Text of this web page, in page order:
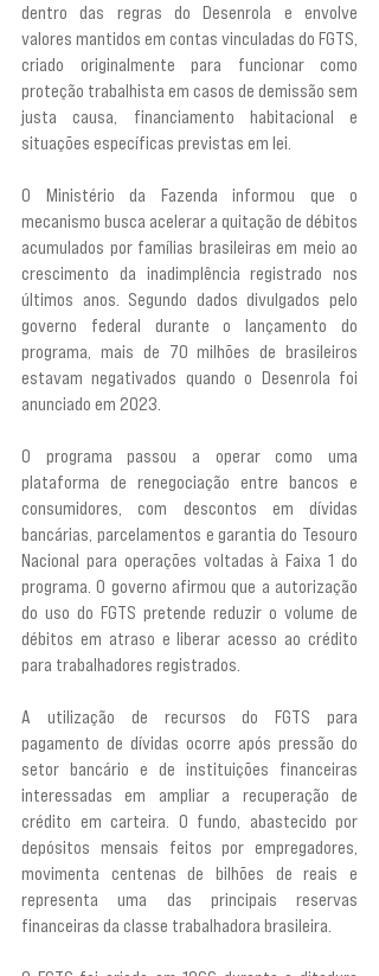
dentro das regras do Desenrola e envolve
valores mantidos em contas vinculadas do FGTS,
criado originalmente para funcionar como
proteção trabalhista em casos de demissão sem
justa causa, financiamento habitacional e
situações específicas previstas em lei.
O Ministério da Fazenda informou que o
mecanismo busca acelerar a quitação de débitos
acumulados por famílias brasileiras em meio ao
crescimento da inadimplência registrado nos
últimos anos. Segundo dados divulgados pelo
governo federal durante o lançamento do
programa, mais de 70 milhões de brasileiros
estavam negativados quando o Desenrola foi
anunciado em 2023.
O programa passou a operar como uma
plataforma de renegociação entre bancos e
consumidores, com descontos em dívidas
bancárias, parcelamentos e garantia do Tesouro
Nacional para operações voltadas à Faixa 1 do
programa. O governo afirmou que a autorização
do uso do FGTS pretende reduzir o volume de
débitos em atraso e liberar acesso ao crédito
para trabalhadores registrados.
A utilização de recursos do FGTS para
pagamento de dívidas ocorre após pressão do
setor bancário e de instituições financeiras
interessadas em ampliar a recuperação de
crédito em carteira. O fundo, abastecido por
depósitos mensais feitos por empregadores,
movimenta centenas de bilhões de reais e
representa uma das principais reservas
financeiras da classe trabalhadora brasileira.